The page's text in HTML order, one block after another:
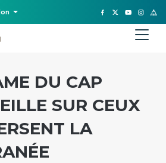
DU CAP
SUR CEUX
LA